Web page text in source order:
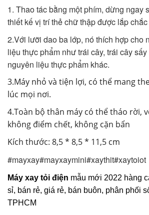
1. Thao tác bằng một phím, dừng ngay
thiết kế vị trí thẻ chữ thập được lắp
2.Với lưỡi dao ba lớp, nó thích hợp cho
liệu thực phẩm như trái cây, trái cây
nguyên liệu thực phẩm khác.
3.Máy nhỏ và tiện lợi, có thể mang
lúc mọi nơi.
4.Toàn bộ thân máy có thể tháo rời,
không điểm chết, không cặn bẩn
Kích thước: 8,5 * 8,5 * 11,5 cm
#mayxay#mayxaymini#xaythit#xaytoiot
Máy xay tỏi điện mẫu mới 2022 hàng
sỉ, bán rẻ, giá rẻ, bán buôn, phân phối
TPHCM